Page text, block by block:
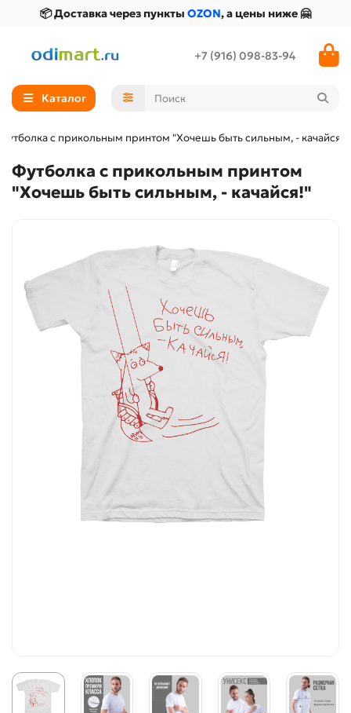
📦 Доставка через пункты OZON, а цены ниже 🤗
+7 (916) 098-83-94
Каталог
Футболка с прикольным принтом "Хочешь быть сильным, - качайся!"
Футболка с прикольным принтом
"Хочешь быть сильным, - качайся!"